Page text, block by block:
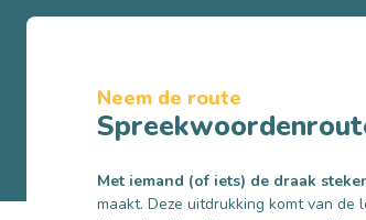
Neem de route
Met iemand (of iets) de draak
maakt. Deze uitdrukking komt van de